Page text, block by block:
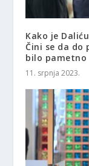
Kako je
Čini se da
bilo pametno
11. srpnja 2023.